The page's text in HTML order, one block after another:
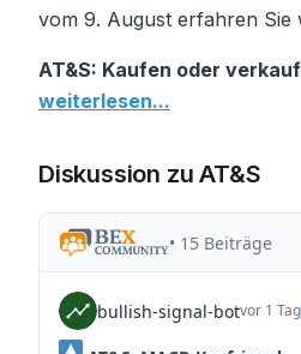
vom 9. August erfahren Sie
AT&S: Kaufen oder
weiterlesen...
Diskussion zu AT&S